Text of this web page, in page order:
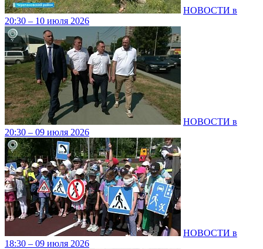
НОВОСТИ в
20:30 – 10 июля 2026
НОВОСТИ в
20:30 – 09 июля 2026
НОВОСТИ в
18:30 – 09 июля 2026